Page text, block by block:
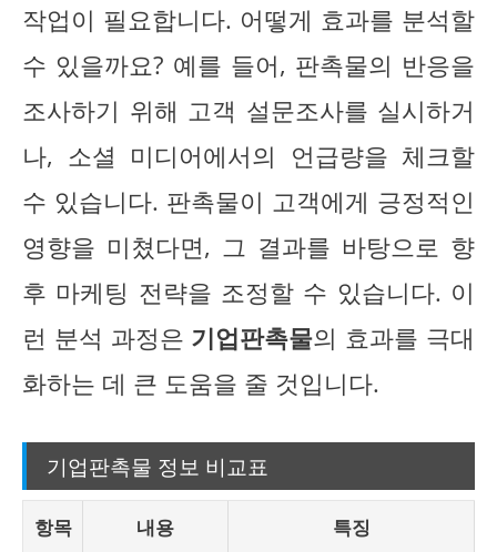
작업이 필요합니다. 어떻게 효과를 분석할
수 있을까요? 예를 들어, 판촉물의 반응을
조사하기 위해 고객 설문조사를 실시하거
나, 소셜 미디어에서의 언급량을 체크할
수 있습니다. 판촉물이 고객에게 긍정적인
영향을 미쳤다면, 그 결과를 바탕으로 향
후 마케팅 전략을 조정할 수 있습니다. 이
런 분석 과정은 기업판촉물의 효과를 극대
화하는 데 큰 도움을 줄 것입니다.
기업판촉물 정보 비교표
항목 내용 특징